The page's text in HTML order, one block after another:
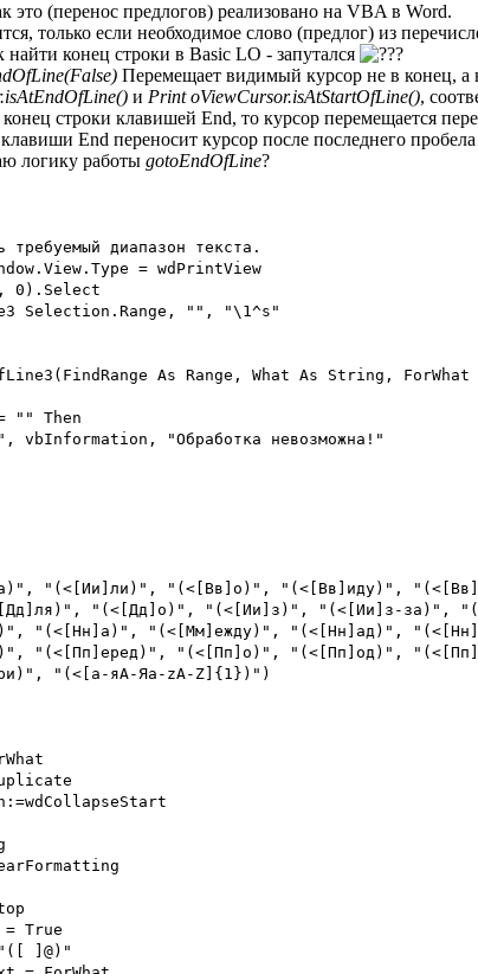
это (перенос предлогов) реализовано на VBA в Word.
только если необходимое слово (предлог) из
найти конец строки в Basic LO - запутался
Перемещает видимый курсор не в конец, а
и Print oViewCursor.isAtStartOfLine(),
строки клавишей End, то курсор перемещается
End переносит курсор после последнего
логику работы gotoEndOfLine?
требуемый диапазон текста.
= wdPrintView
0).Select
Selection.Range, "", "\1^s"
As Range, What As String,
"" Then
vbInformation, "Обработка невозможна!"
"(<[Ии]ли)", "(<[Вв]о)", "(<[Вв]иду)",
"(<[Дд]о)", "(<[Ии]з)", "(<[Ии]з-за)",
"(<[Нн]а)", "(<[Мм]ежду)", "(<[Нн]ад)",
"(<[Пп]еред)", "(<[Пп]о)", "(<[Пп]од)",
"(<[а-яА-Яa-zA-Z]{1})")
True
]@)"